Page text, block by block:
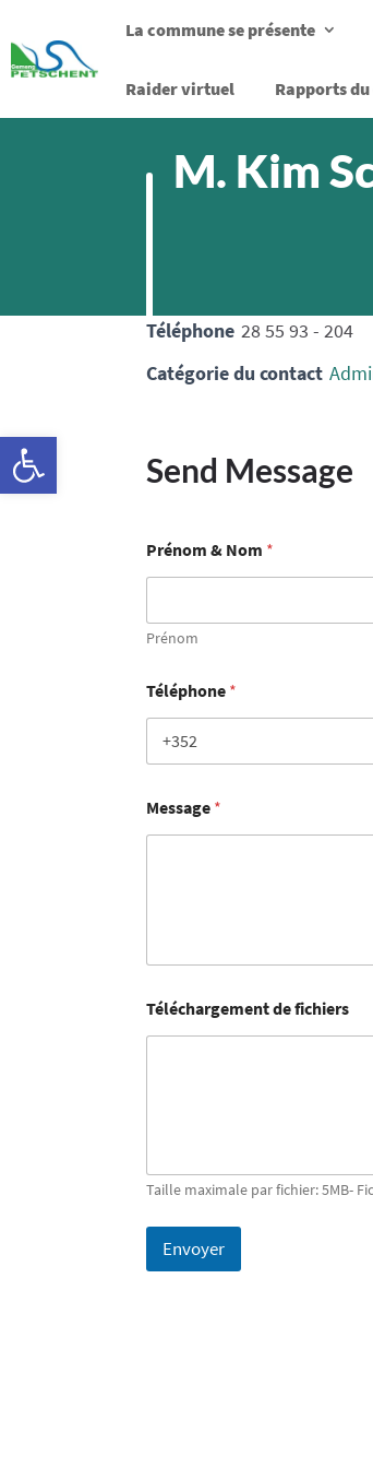
La commune se présente
Raider virtuel Rapports
M. Kim
Téléphone 28 55 93 - 204
Catégorie du contact
Send Message
Prénom & Nom *
Prénom
Téléphone *
Message *
Téléchargement de fichiers
Taille maximale par fichier: 5MB-
Envoyer
Ouvrir la barre d’outils